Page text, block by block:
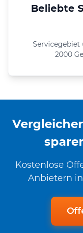
Beliebte
Servicegebiet
2000
Kostenlose
Anbietern